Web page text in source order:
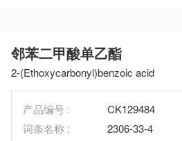
邻苯二甲酸单乙酯
2-(Ethoxycarbonyl)benzoic acid
产品编号 :
CK129484
词条名称 :
2306-33-4